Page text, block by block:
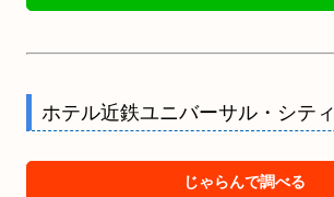
ホテル近鉄ユニバーサル・シティ
じゃらんで調べる